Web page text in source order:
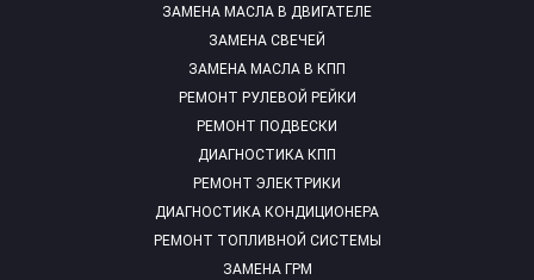
ЗАМЕНА МАСЛА В ДВИГАТЕЛЕ
ЗАМЕНА СВЕЧЕЙ
ЗАМЕНА МАСЛА В КПП
РЕМОНТ РУЛЕВОЙ РЕЙКИ
РЕМОНТ ПОДВЕСКИ
ДИАГНОСТИКА КПП
РЕМОНТ ЭЛЕКТРИКИ
ДИАГНОСТИКА КОНДИЦИОНЕРА
РЕМОНТ ТОПЛИВНОЙ СИСТЕМЫ
ЗАМЕНА ГРМ